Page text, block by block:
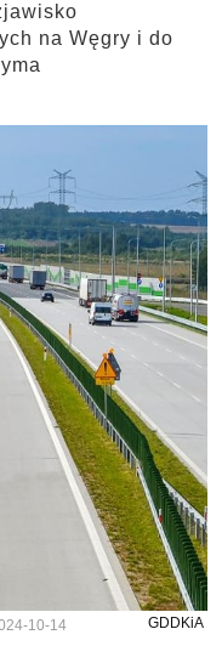
na Węgry i do
10-14 GDDKiA